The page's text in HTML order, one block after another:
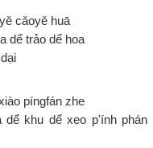
cǎoyě huā
dể trảo dể hoa
píngfán zhe
khu dể xeo p'ính phán